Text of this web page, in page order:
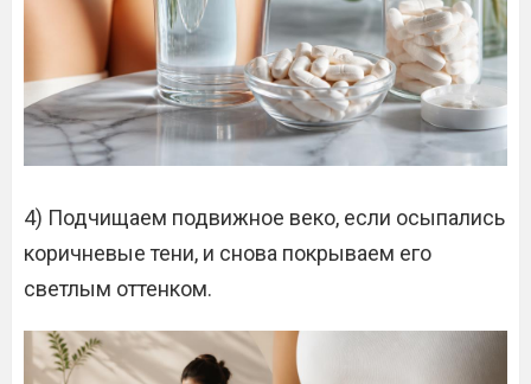
4) Подчищаем подвижное веко, если осыпались
коричневые тени, и снова покрываем его
светлым оттенком.